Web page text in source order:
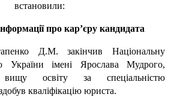
встановили:
про кар’єру кандидата
Д.М. закінчив Національну
України імені Ярослава Мудрого,
освіту за спеціальністю
кваліфікацію юриста.